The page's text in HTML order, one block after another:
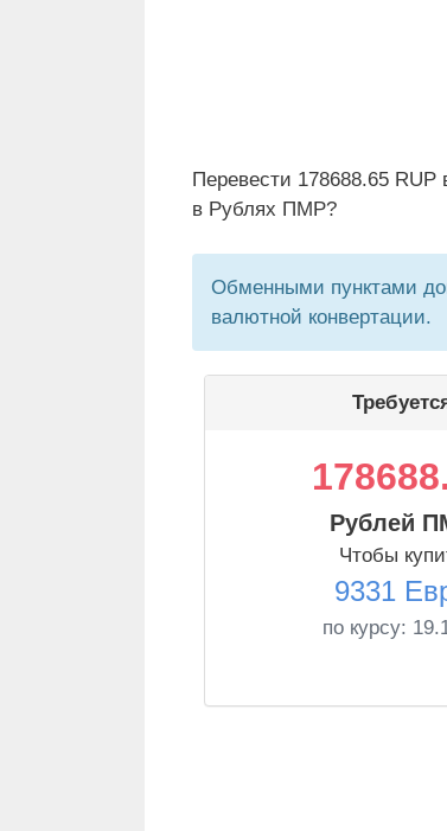
Перевести 178688.65
в Рублях ПМР?
Обменными пунктами
валютной конвертации.
Рублей
Чтобы
9331
по курсу: